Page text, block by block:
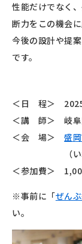
性能だけでなく
断力をこの機会
今後の設計や提
です。
＜日 程＞ 2025
＜講 師＞ 岐阜
＜会 場＞盛
（いわて県
＜参加費＞
※事前に「ぜん
い。